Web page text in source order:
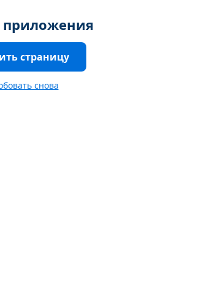
страницу
снова